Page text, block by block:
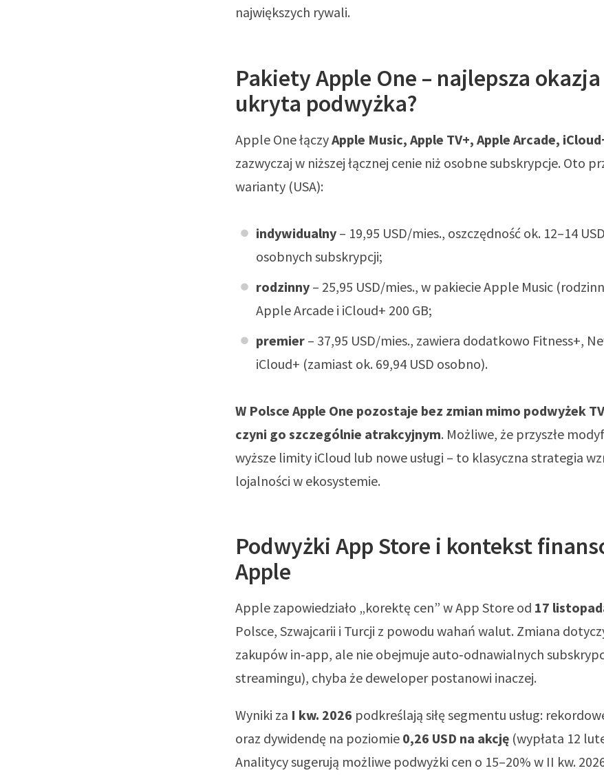
największych rywali.
Pakiety Apple One – najlepsza
ukryta podwyżka?
Apple One łączyApple Music, Apple TV+, Apple Arcade,
zazwyczaj w niższej łącznej cenie niż osobne subskrypcje. Oto
warianty (USA):
indywidualny – 19,95 USD/mies., oszczędność ok. 12–14
osobnych subskrypcji;
rodzinny – 25,95 USD/mies., w pakiecie Apple Music
Apple Arcade i iCloud+ 200 GB;
premier – 37,95 USD/mies., zawiera dodatkowo Fitness+,
iCloud+ (zamiast ok. 69,94 USD osobno).
W Polsce Apple One pozostaje bez zmian mimo podwyżek
czyni go szczególnie atrakcyjnym. Możliwe, że przyszłe
wyższe limity iCloud lub nowe usługi – to klasyczna strategia
lojalności w ekosystemie.
Podwyżki App Store i kontekst
Apple
Apple zapowiedziało „korektę cen” w App Store od 17
Polsce, Szwajcarii i Turcji z powodu wahań walut. Zmiana
zakupów in‑app, ale nie obejmuje auto‑odnawialnych
streamingu), chyba że deweloper postanowi inaczej.
Wyniki za I kw. 2026 podkreślają siłę segmentu usług:
oraz dywidendę na poziomie 0,26 USD na akcję (wypłata 12
Analitycy sugerują możliwe podwyżki cen o 15–20% w II kw.